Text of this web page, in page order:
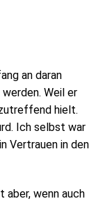
an daran
Weil er
hielt.
Ich selbst war
Vertrauen in den
aber, wenn auch